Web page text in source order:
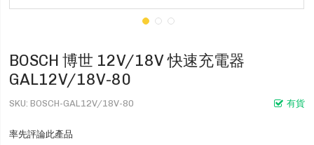
BOSCH 博世 12V/18V 快速充電器
GAL12V/18V-80
有貨
SKU BOSCH-GAL12V/18V-80
率先評論此產品